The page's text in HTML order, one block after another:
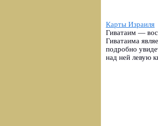
Карты Израиля
Гиватаим —
Гиватаима
подробно
над ней левую